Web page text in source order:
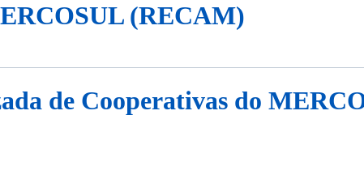
(RECAM)
de Cooperativas do